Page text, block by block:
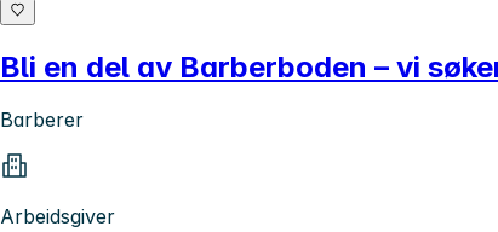
Bli en del av Barberboden – vi
Barberer
Arbeidsgiver